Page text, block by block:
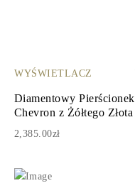
WYŚWIETLACZ
Diamentowy Pierścionek
Chevron z Żółtego Złota
2,385.00zł